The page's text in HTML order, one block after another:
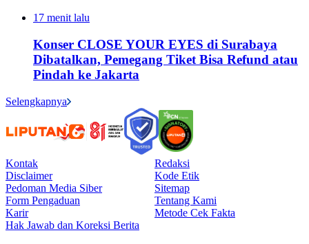
17 menit lalu
Konser CLOSE YOUR EYES di Surabaya
Dibatalkan, Pemegang Tiket Bisa Refund atau
Pindah ke Jakarta
Selengkapnya
Kontak
Redaksi
Disclaimer
Kode Etik
Pedoman Media Siber
Sitemap
Form Pengaduan
Tentang Kami
Karir
Metode Cek Fakta
Hak Jawab dan Koreksi Berita